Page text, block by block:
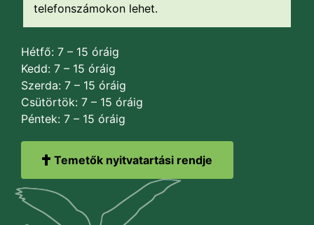
telefonszámokon lehet.
Hétfő: 7 – 15 óráig
Kedd: 7 – 15 óráig
Szerda: 7 – 15 óráig
Csütörtök: 7 – 15 óráig
Péntek: 7 – 15 óráig
Temetők nyitvatartási rendje